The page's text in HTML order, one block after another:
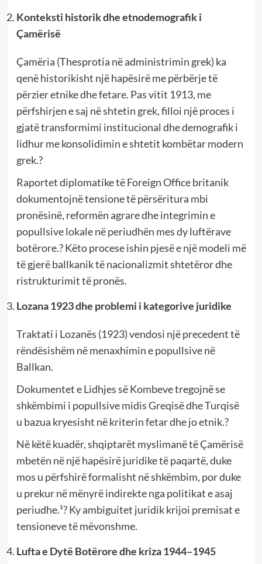
Konteksti historik dhe etnodemografik i
Çamërisë
Çamëria (Thesprotia në administrimin grek) ka
qenë historikisht një hapësirë me përbërje të
përzier etnike dhe fetare. Pas vitit 1913, me
përfshirjen e saj në shtetin grek, filloi një proces i
gjatë transformimi institucional dhe demografik i
lidhur me konsolidimin e shtetit kombëtar modern
grek.?
Raportet diplomatike të Foreign Office britanik
dokumentojnë tensione të përsëritura mbi
pronësinë, reformën agrare dhe integrimin e
popullsive lokale në periudhën mes dy luftërave
botërore.? Këto procese ishin pjesë e një modeli më
të gjerë ballkanik të nacionalizmit shtetëror dhe
ristrukturimit të pronës.
Lozana 1923 dhe problemi i kategorive juridike
Traktati i Lozanës (1923) vendosi një precedent të
rëndësishëm në menaxhimin e popullsive në
Ballkan.
Dokumentet e Lidhjes së Kombeve tregojnë se
shkëmbimi i popullsive midis Greqisë dhe Turqisë
u bazua kryesisht në kriterin fetar dhe jo etnik.?
Në këtë kuadër, shqiptarët myslimanë të Çamërisë
mbetën në një hapësirë juridike të paqartë, duke
mos u përfshirë formalisht në shkëmbim, por duke
u prekur në mënyrë indirekte nga politikat e asaj
periudhe.¹? Ky ambiguitet juridik krijoi premisat e
tensioneve të mëvonshme.
Lufta e Dytë Botërore dhe kriza 1944–1945